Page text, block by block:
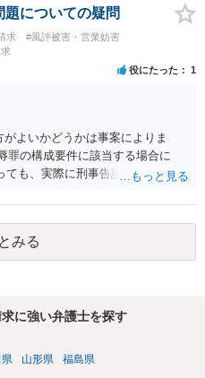
。アカウント情報開示の場合
照会がなされます。 また、された
ースバイケースであり、数万円
裁判外であれば交渉して相手方
についての疑問
求
#風評被害・営業妨害
役にたった 1
よいかどうかは事案によりま
罪の構成要件に該当する場合に
ても、実際に刑事告訴に動くかど
もできることが多いので、少しで
で開示請求が行われることが多い
口コミ投稿の場合、開示請求者は
ただし証拠による裏付けか必要な
みる
に強い弁護士を探す
山形県 福島県